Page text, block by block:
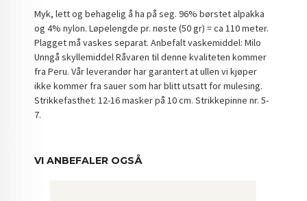
Myk, lett og behagelig å ha på seg. 96% børstet alpakka
og 4% nylon. Løpelengde pr. nøste (50 gr) = ca 110 meter.
Plagget må vaskes separat. Anbefalt vaskemiddel: Milo
Unngå skyllemiddel Råvaren til denne kvaliteten kommer
fra Peru. Vår leverandør har garantert at ullen vi kjøper
ikke kommer fra sauer som har blitt utsatt for mulesing.
Strikkefasthet: 12-16 masker på 10 cm. Strikkepinne nr. 5-
7.
VI ANBEFALER OGSÅ